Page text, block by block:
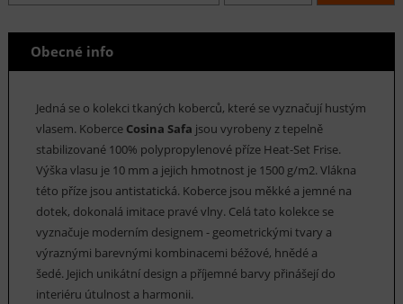
Obecné info
Jedná se o kolekci tkaných koberců, které se vyznačují hustým
vlasem. Koberce Cosina Safa jsou vyrobeny z tepelně
stabilizované 100% polypropylenové příze Heat-Set Frise.
Výška vlasu je 10 mm a jejich hmotnost je 1500 g/m2. Vlákna
této příze jsou antistatická. Koberce jsou měkké a jemné na
dotek, dokonalá imitace pravé vlny. Celá tato kolekce se
vyznačuje moderním designem - geometrickými tvary a
výraznými barevnými kombinacemi béžové, hnědé a
šedé. Jejich unikátní design a příjemné barvy přinášejí do
interiéru útulnost a harmonii.